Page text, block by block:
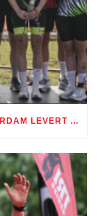
WARM EN SPECTACULAIR: TRI ROTTERDAM LEVERT TWEE DAGEN TRIATHLONSPEKTAKEL